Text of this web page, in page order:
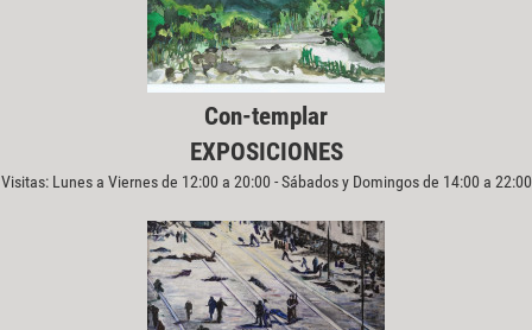
Con-templar
EXPOSICIONES
Visitas: Lunes a Viernes de 12:00 a 20:00 - Sábados y Domingos de 14:00 a 22:00